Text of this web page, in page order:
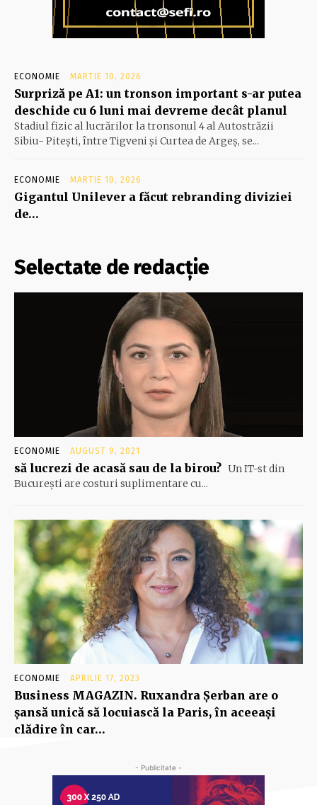
ECONOMIE MARTIE 10, 2026
Surpriză pe A1: un tronson important s-ar putea
deschide cu 6 luni mai devreme decât planul
Stadiul fizic al lucrărilor la tronsonul 4 al Autostrăzii
Sibiu- Piteşti, între Tigveni şi Curtea de Argeş, se...
ECONOMIE MARTIE 10, 2026
Gigantul Unilever a făcut rebranding diviziei
de…
Selectate de redacție
ECONOMIE AUGUST 9, 2021
să lucrezi de acasă sau de la birou? Un IT-st din
Bucureşti are costuri suplimentare cu...
ECONOMIE APRILIE 17, 2023
Business MAGAZIN. Ruxandra Şerban are o
şansă unică să locuiască la Paris, în aceeaşi
clădire în car…
- Publicitate -